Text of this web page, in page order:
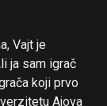
Vajt je
ja sam igrač
koji prvo
Ajova